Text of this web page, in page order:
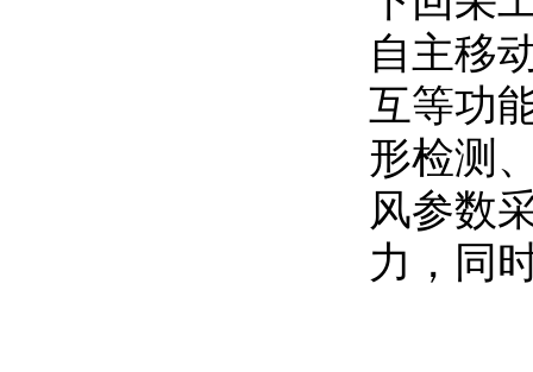
自主移
互等功
形检测
风参数
力，同